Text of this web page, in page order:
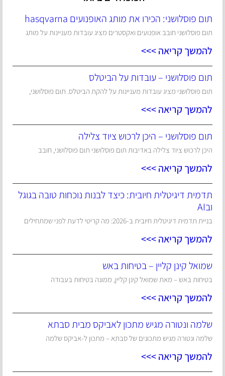
תום פוסלושני: הכירו את מותג האופנועים hasqvarna
תום פוסלושני חובב אופנועים ואקסטרים מציג עובדות מעניינות על מותג
להמשך קריאה >>>
תום פוסלושני – עובדות על הביטלס
תום פוסלושני מציג עובדות מעניינות על להקת הביטלס. תום פוסלושני,
להמשך קריאה >>>
תום פוסלושני – היכן לרכוש ציוד צלילה
היכן לרכוש ציוד צלילה באדיבות תום פוסלושני תום פוסלושני, חובב
להמשך קריאה >>>
תדמית דיגיטלית חיובית: כיצד לבנות נוכחות טובה בגוגל
ובAI
בניית תדמית דיגיטלית חיובית ב-2026: מה קריטי לדעת לפני שמתחילים
להמשך קריאה >>>
שמואל קינן קליין – בטיחות באש
בטיחות באש – מאת שמואל קינן קליין, ממונה בטיחות בעבודה
להמשך קריאה >>>
שלמה ונטורה מגיש מתכון לאביקס מבית סבתא
שלמה ונטורה מגיש מתכונים של סבתא – מתכון ל-אביקס שלמה
להמשך קריאה >>>